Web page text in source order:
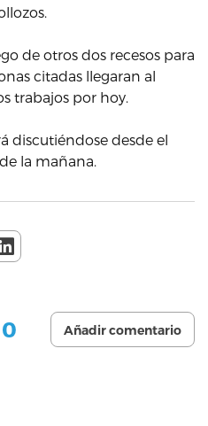
de otros dos recesos para
citadas llegaran al
trabajos por hoy.
discutiéndose desde el
la mañana.
0 Añadir comentario